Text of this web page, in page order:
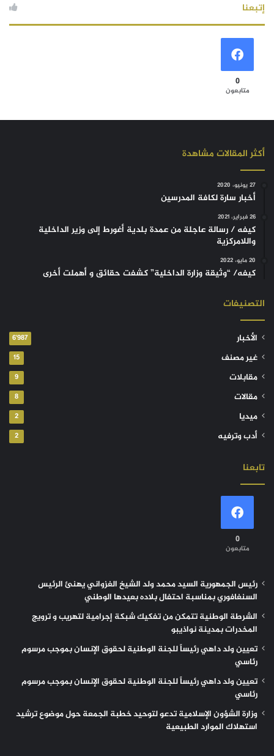
إتبعنا
0
متابعون
أكثر المقالات مشاهدة
27 يونيو، 2020
أخبار سارة لكافة المدرسين
26 فبراير، 2021
كيفه / رسالة عاجلة من عمدة بلدية أغورط إلى وزير الداخلية
واللامركزية
20 مايو، 2022
كيفه/ “وثيقة وزارة الداخلية” كشفت حقائق و أهملت أخرى
التصنيفات
الأخبار 6٬987
غير مصنف 15
مقابلات 9
مقالات 8
ميديا 2
أدب وترفيه 2
تابعنا
0
متابعون
رئيس الجمهورية السيد محمد ولد الشيخ الغزواني يهنئ الرئيس
السنغافوري بمناسبة احتفال بلاده بعيدها الوطني
الشرطة الوطنية تتمكن من تفكيك شبكة إجرامية لتهريب و ترويج
المخدرات بمدينة نواذيبو
تعيين ولد داهي رئيساً للجنة الوطنية لحقوق الإنسان بموجب مرسوم
رئاسي
تعيين ولد داهي رئيساً للجنة الوطنية لحقوق الإنسان بموجب مرسوم
رئاسي
وزارة الشؤون الإسلامية تدعو لتوحيد خطبة الجمعة حول موضوع ترشيد
استهلاك الموارد الطبيعية